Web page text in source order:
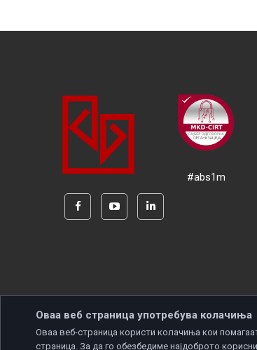
#abs1m
Оваа веб страница употребува колачиња
Оваа веб-страница користи колачиња кои
страница. За да го обезбедиме најдоброто